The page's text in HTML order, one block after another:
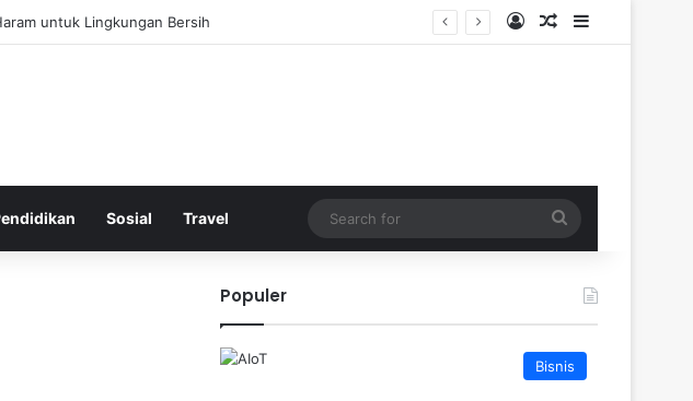
untuk Lingkungan Bersih Log InRandom Article
Sidebar
Sosial Travel
for
Populer
Bisnis